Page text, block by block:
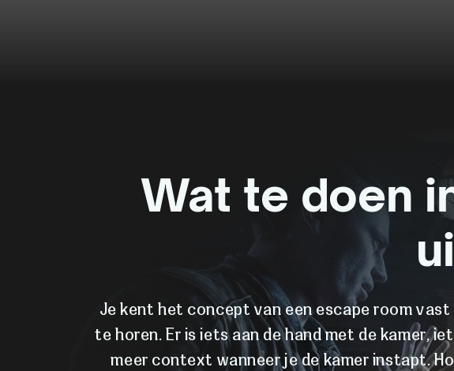
Wat te doen
Je kent het concept van een escape room
te horen. Er is iets aan de hand met de kamer,
meer context wanneer je de kamer instapt.